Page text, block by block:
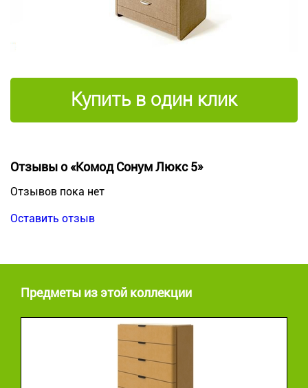
Купить в один клик
Отзывы о «Комод Сонум Люкс 5»
Отзывов пока нет
Оставить отзыв
Предметы из этой коллекции